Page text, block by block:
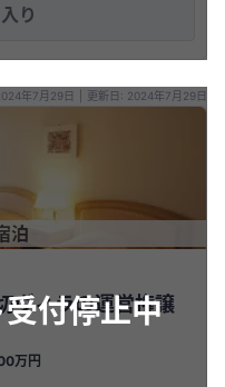
り
付停止中
年7月29日 更新日: 2024年7月29日
泊
ヴィラの運営権譲
万円